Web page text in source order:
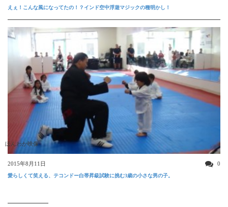
えぇ！こんな風になってたの！？インド空中浮遊マジックの種明かし！
ほんわか映像
2015年8月11日 0
愛らしくて笑える、テコンドー白帯昇級試験に挑む3歳の小さな男の子。